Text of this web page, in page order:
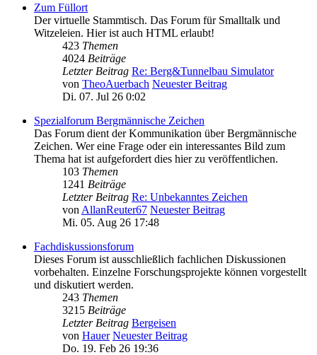
Zum Füllort
Der virtuelle Stammtisch. Das Forum für Smalltalk und
Witzeleien. Hier ist auch HTML erlaubt!
423 Themen
4024 Beiträge
Letzter Beitrag Re: Berg&Tunnelbau Simulator
von TheoAuerbach Neuester Beitrag
Di. 07. Jul 26 0:02
Spezialforum Bergmännische Zeichen
Das Forum dient der Kommunikation über Bergmännische
Zeichen. Wer eine Frage oder ein interessantes Bild zum
Thema hat ist aufgefordert dies hier zu veröffentlichen.
103 Themen
1241 Beiträge
Letzter Beitrag Re: Unbekanntes Zeichen
von AllanReuter67 Neuester Beitrag
Mi. 05. Aug 26 17:48
Fachdiskussionsforum
Dieses Forum ist ausschließlich fachlichen Diskussionen
vorbehalten. Einzelne Forschungsprojekte können vorgestellt
und diskutiert werden.
243 Themen
3215 Beiträge
Letzter Beitrag Bergeisen
von Hauer Neuester Beitrag
Do. 19. Feb 26 19:36